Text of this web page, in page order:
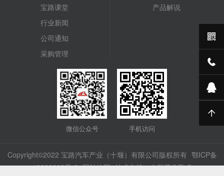
抓斗式垃圾车
宝路课堂
行业新闻
公司通知
采购管理
产品解说
微信公众号 手机访问
Copyright©2022 宝路汽车产业（十堰）有限公司版权所有 鄂ICP备
19009669号-2 网站地图 技术支持：十堰藏龙卧虎